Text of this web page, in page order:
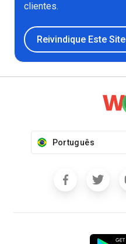
clientes.
Reivindique Este Site
Português